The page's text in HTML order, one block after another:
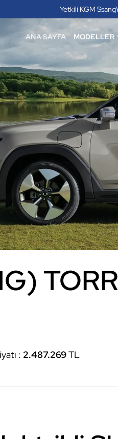
Yetkili KGM
ANA SAYFA MODELLER
: 2.487.269TL